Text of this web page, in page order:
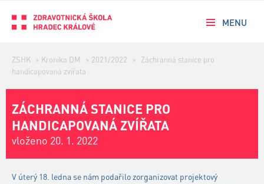
MENU
ZSHK > Kronika DM > 2021/2022 >
Záchranná stanice pro
handicapovaná zvířata
ZÁCHRANNÁ STANICE PRO
HANDICAPOVANÁ ZVÍŘATA
vloženo 20. 1. 2022
V úterý 18. ledna se nám podařilo zorganizovat projektový